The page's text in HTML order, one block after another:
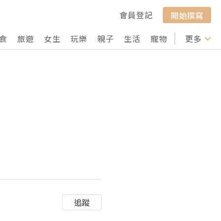
會員登記
開始撰寫
旅遊 女生 玩樂 親子 生活 寵物 行山 打卡
更多
追蹤